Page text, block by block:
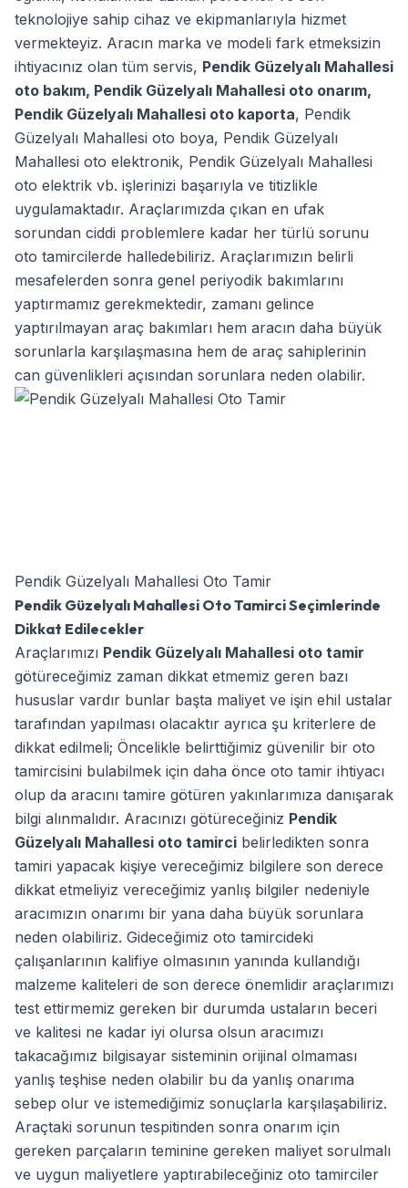
teknolojiye sahip cihaz ve ekipmanlarıyla hizmet
vermekteyiz. Aracın marka ve modeli fark etmeksizin
ihtiyacınız olan tüm servis, Pendik Güzelyalı Mahallesi
oto bakım, Pendik Güzelyalı Mahallesi oto onarım,
Pendik Güzelyalı Mahallesi oto kaporta, Pendik
Güzelyalı Mahallesi oto boya, Pendik Güzelyalı
Mahallesi oto elektronik, Pendik Güzelyalı Mahallesi
oto elektrik vb. işlerinizi başarıyla ve titizlikle
uygulamaktadır. Araçlarımızda çıkan en ufak
sorundan ciddi problemlere kadar her türlü sorunu
oto tamircilerde halledebiliriz. Araçlarımızın belirli
mesafelerden sonra genel periyodik bakımlarını
yaptırmamız gerekmektedir, zamanı gelince
yaptırılmayan araç bakımları hem aracın daha büyük
sorunlarla karşılaşmasına hem de araç sahiplerinin
can güvenlikleri açısından sorunlara neden olabilir.
Pendik Güzelyalı Mahallesi Oto Tamir
Pendik Güzelyalı Mahallesi Oto Tamirci Seçimlerinde
Dikkat Edilecekler
Araçlarımızı Pendik Güzelyalı Mahallesi oto tamir
götüreceğimiz zaman dikkat etmemiz geren bazı
hususlar vardır bunlar başta maliyet ve işin ehil ustalar
tarafından yapılması olacaktır ayrıca şu kriterlere de
dikkat edilmeli; Öncelikle belirttiğimiz güvenilir bir oto
tamircisini bulabilmek için daha önce oto tamir ihtiyacı
olup da aracını tamire götüren yakınlarımıza danışarak
bilgi alınmalıdır. Aracınızı götüreceğiniz Pendik
Güzelyalı Mahallesi oto tamirci belirledikten sonra
tamiri yapacak kişiye vereceğimiz bilgilere son derece
dikkat etmeliyiz vereceğimiz yanlış bilgiler nedeniyle
aracımızın onarımı bir yana daha büyük sorunlara
neden olabiliriz. Gideceğimiz oto tamircideki
çalışanlarının kalifiye olmasının yanında kullandığı
malzeme kaliteleri de son derece önemlidir araçlarımızı
test ettirmemiz gereken bir durumda ustaların beceri
ve kalitesi ne kadar iyi olursa olsun aracımızı
takacağımız bilgisayar sisteminin orijinal olmaması
yanlış teşhise neden olabilir bu da yanlış onarıma
sebep olur ve istemediğimiz sonuçlarla karşılaşabiliriz.
Araçtaki sorunun tespitinden sonra onarım için
gereken parçaların teminine gereken maliyet sorulmalı
ve uygun maliyetlere yaptırabileceğiniz oto tamirciler